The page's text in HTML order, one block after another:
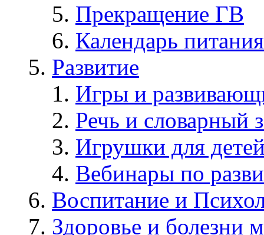
Прекращение ГВ
Календарь питания
Развитие
Игры и
Речь и словарный
Игрушки для
Вебинары по
Воспитание и
Здоровье и болезни